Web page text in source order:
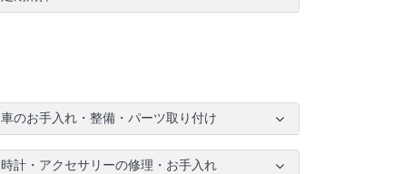
車のお手入れ・整備・パーツ取り付け
時計・アクセサリーの修理・お手入れ